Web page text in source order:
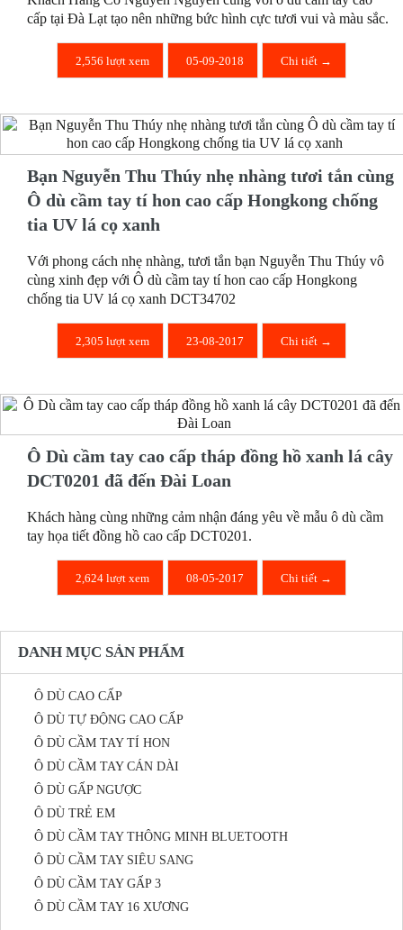
cấp tại Đà Lạt tạo nên những bức hình cực tươi vui và màu sắc.
2,556 lượt xem 05-09-2018 Chi tiết →
Bạn Nguyễn Thu Thúy nhẹ nhàng tươi tắn cùng
Ô dù cầm tay tí hon cao cấp Hongkong chống
tia UV lá cọ xanh
Với phong cách nhẹ nhàng, tươi tắn bạn Nguyễn Thu Thúy vô
cùng xinh đẹp với Ô dù cầm tay tí hon cao cấp Hongkong
chống tia UV lá cọ xanh DCT34702
2,305 lượt xem 23-08-2017 Chi tiết →
Ô Dù cầm tay cao cấp tháp đồng hồ xanh lá cây
DCT0201 đã đến Đài Loan
Khách hàng cùng những cảm nhận đáng yêu về mẫu ô dù cầm
tay họa tiết đồng hồ cao cấp DCT0201.
2,624 lượt xem 08-05-2017 Chi tiết →
DANH MỤC SẢN PHẨM
Ô DÙ CAO CẤP
Ô DÙ TỰ ĐỘNG CAO CẤP
Ô DÙ CẦM TAY TÍ HON
Ô DÙ CẦM TAY CÁN DÀI
Ô DÙ GẤP NGƯỢC
Ô DÙ TRẺ EM
Ô DÙ CẦM TAY THÔNG MINH BLUETOOTH
Ô DÙ CẦM TAY SIÊU SANG
Ô DÙ CẦM TAY GẤP 3
Ô DÙ CẦM TAY 16 XƯƠNG